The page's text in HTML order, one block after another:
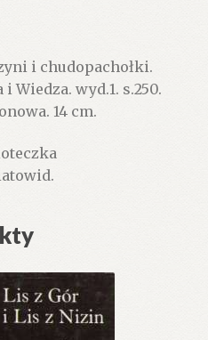
i chudopachołki.
Wiedza. wyd.1. s.250.
14 cm.